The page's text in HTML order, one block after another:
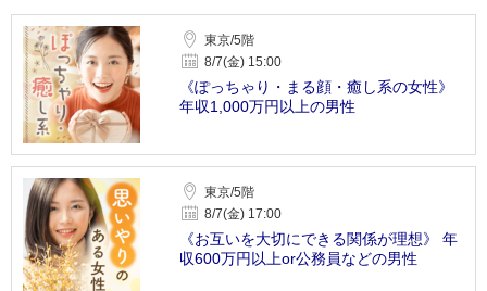
東京/5階
8/7(金) 15:00
《ぽっちゃり・まる顔・癒し系の女性》
年収1,000万円以上の男性
東京/5階
8/7(金) 17:00
《お互いを大切にできる関係が理想》 年
収600万円以上or公務員などの男性